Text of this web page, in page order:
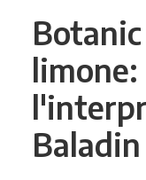
limone:
Baladin